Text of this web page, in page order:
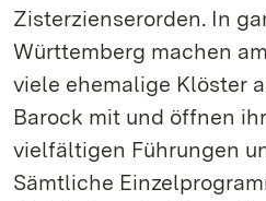
Zisterzienserorden. In
Württemberg machen
viele ehemalige Klöster
Barock mit und öffnen
vielfältigen Führungen
Sämtliche